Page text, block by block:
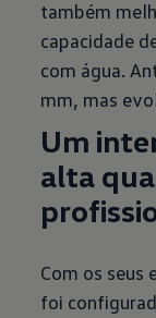
também
capacidade
com água.
mm, mas
Um
alta
Com os
foi